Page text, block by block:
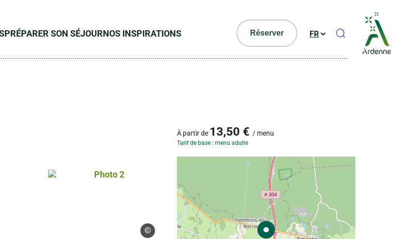
PRÉPARER SON SÉJOURNOS INSPIRATIONS Réserver FR Ouvrir le
Photo 2, © Droits gérés
Droits gérés
À partir de 13,50 €/ menu
Tarif de base : menu adulte